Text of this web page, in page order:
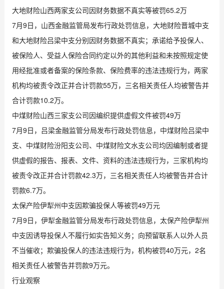
大地财险山西两家支公司因财务数据不真实等被罚65.2万
7月9日，山西金融监管局发布行政处罚信息，大地财险晋城中支
和大地财险吕梁中支分别因财务数据不真实；承诺给予投保人、
被保险人、受益人保险合同约定以外的其他利益和未按照规定使
用经批准或者备案的保险条款、保险费率的违法违规行为，两家
机构均被责令改正并合计罚款55万，三名相关责任人均被警告并
合计罚款10.2万。
中煤财险山西三家支公司因编织提供虚假文件被罚49万
7月9日，吕梁金融监管分局发布行政处罚信息，中煤财险吕梁中
支、中煤财险汾阳支公司、中煤财险文水支公司均因编制或者提
供虚假的报告、报表、文件、资料的违法违规行为，三家机构均
被责令改正并合计罚款42.3万，三名相关责任人均被警告并合计
罚款6.7万。
太保产险伊犁州中支因欺骗投保人等被罚49万元
7月9日，伊犁金融监管分局发布行政处罚信息，太保产险伊犁州
中支因诱导投保人不履行如实告知义务；向预留联系人以外人员
不当催收；欺骗投保人的违法违规行为，机构被罚40万元，2名
相关责任人被警告并罚款9万元。
行业观察